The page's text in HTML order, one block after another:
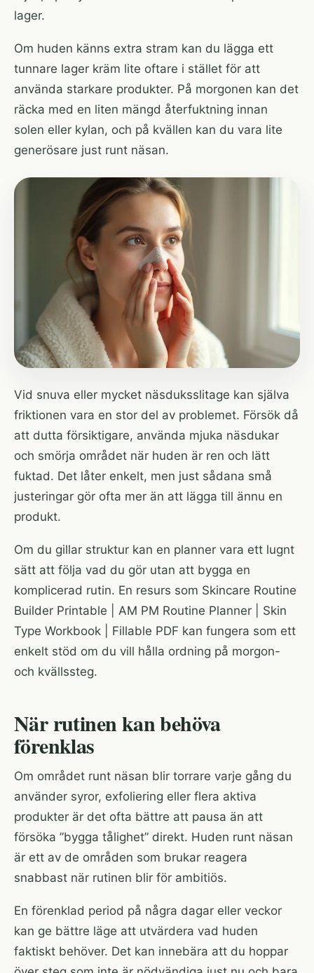
lager.
Om huden känns extra stram kan du lägga ett
tunnare lager kräm lite oftare i stället för att
använda starkare produkter. På morgonen kan det
räcka med en liten mängd återfuktning innan
solen eller kylan, och på kvällen kan du vara lite
generösare just runt näsan.
Vid snuva eller mycket näsduksslitage kan själva
friktionen vara en stor del av problemet. Försök då
att dutta försiktigare, använda mjuka näsdukar
och smörja området när huden är ren och lätt
fuktad. Det låter enkelt, men just sådana små
justeringar gör ofta mer än att lägga till ännu en
produkt.
Om du gillar struktur kan en planner vara ett lugnt
sätt att följa vad du gör utan att bygga en
komplicerad rutin. En resurs som Skincare Routine
Builder Printable | AM PM Routine Planner | Skin
Type Workbook | Fillable PDF kan fungera som ett
enkelt stöd om du vill hålla ordning på morgon-
och kvällssteg.
När rutinen kan behöva
förenklas
Om området runt näsan blir torrare varje gång du
använder syror, exfoliering eller flera aktiva
produkter är det ofta bättre att pausa än att
försöka ”bygga tålighet” direkt. Huden runt näsan
är ett av de områden som brukar reagera
snabbast när rutinen blir för ambitiös.
En förenklad period på några dagar eller veckor
kan ge bättre läge att utvärdera vad huden
faktiskt behöver. Det kan innebära att du hoppar